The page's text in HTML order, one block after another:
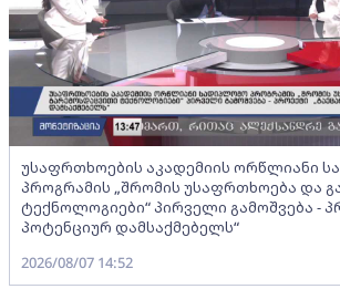
უსაფრთხოების აკადემიის ორწლიანი
პროგრამის „შრომის უსაფრთხოება და
ტექნოლოგიები“ პირველი გამოშვება -
პოტენციურ დამსაქმებელს“
2026/08/07 14:52